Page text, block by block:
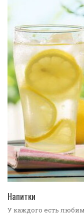
Напитки
У каждого есть